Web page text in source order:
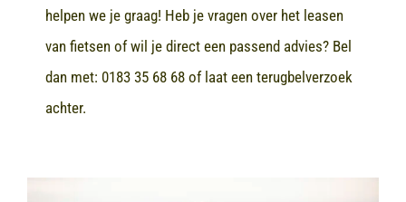
helpen we je graag! Heb je vragen over het leasen
van fietsen of wil je direct een passend advies? Bel
dan met: 0183 35 68 68of laat een terugbelverzoek
achter.